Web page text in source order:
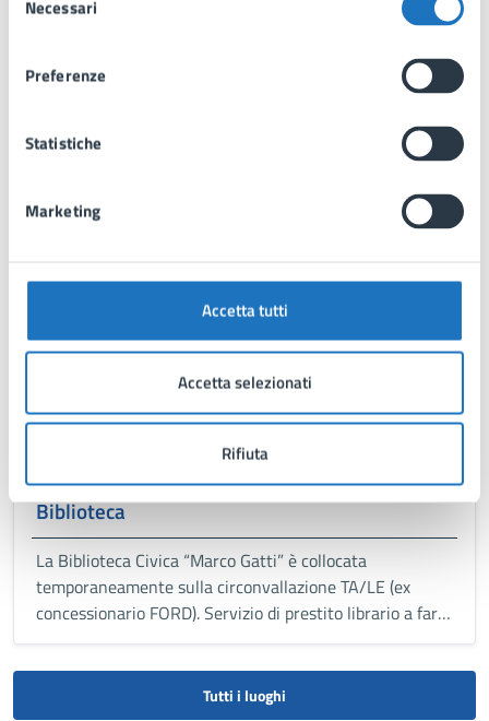
delNecessari
Preferenze
Statistiche
Marketing
Accetta tutti
Accetta selezionati
Rifiuta
Biblioteca
La Biblioteca Civica “Marco Gatti” è collocata
temporaneamente sulla circonvallazione TA/LE (ex
concessionario FORD). Servizio di prestito librario a far
data dal 1° ottobre 2024.
Tutti i luoghi